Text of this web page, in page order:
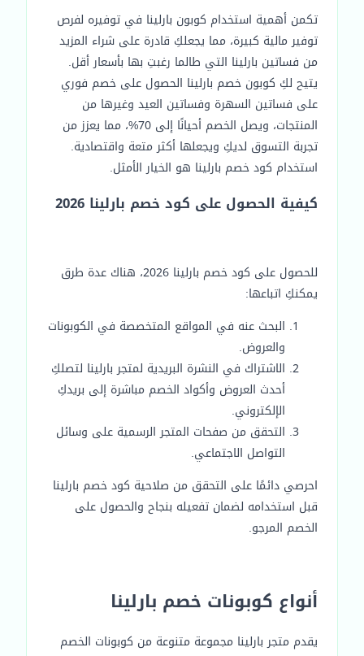
تكمن أهمية استخدام كوبون بارلينا في توفيره لفرص
توفير مالية كبيرة، مما يجعلكِ قادرة على شراء المزيد
من فساتين بارلينا التي طالما رغبتِ بها بأسعار أقل.
يتيح لكِ كوبون خصم بارلينا الحصول على خصم فوري
على فساتين السهرة وفساتين العيد وغيرها من
المنتجات، ويصل الخصم أحيانًا إلى 70%، مما يعزز من
تجربة التسوق لديكِ ويجعلها أكثر متعة واقتصادية.
استخدام كود خصم بارلينا هو الخيار الأمثل.
كيفية الحصول على كود خصم بارلينا 2026
للحصول على كود خصم بارلينا 2026، هناك عدة طرق
يمكنكِ اتباعها:
البحث عنه في المواقع المتخصصة في الكوبونات
والعروض.
الاشتراك في النشرة البريدية لمتجر بارلينا لتصلكِ
أحدث العروض وأكواد الخصم مباشرة إلى بريدكِ
الإلكتروني.
التحقق من صفحات المتجر الرسمية على وسائل
التواصل الاجتماعي.
احرصي دائمًا على التحقق من صلاحية كود خصم بارلينا
قبل استخدامه لضمان تفعيله بنجاح والحصول على
الخصم المرجو.
أنواع كوبونات خصم بارلينا
يقدم متجر بارلينا مجموعة متنوعة من كوبونات الخصم